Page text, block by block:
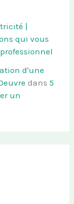
|
qui vous
d'une
dans5
un